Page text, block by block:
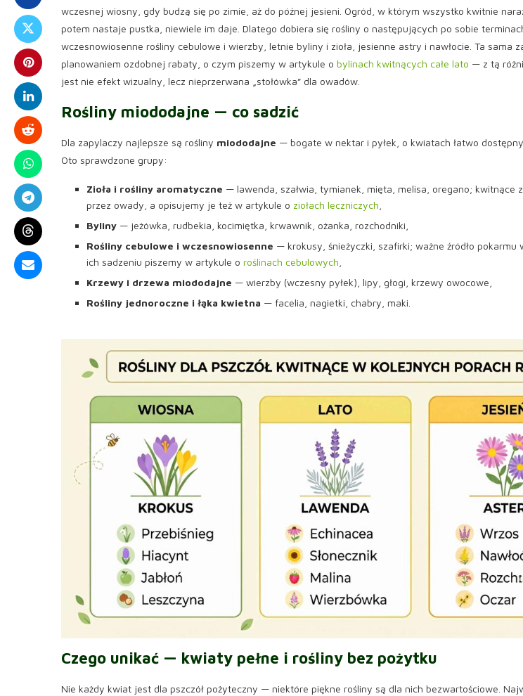
wczesnej wiosny, gdy budzą się po zimie, aż do późnej jesieni. Ogród, w którym wszystko kwitnie
potem nastaje pustka, niewiele im daje. Dlatego dobiera się rośliny o następujących po sobie
wczesnowiosenne rośliny cebulowe i wierzby, letnie byliny i zioła, jesienne astry i nawłocie. Ta sama
planowaniem ozdobnej rabaty, o czym piszemy w artykule o bylinach kwitnących całe lato — z tą
jest nie efekt wizualny, lecz nieprzerwana „stołówka” dla owadów.
Rośliny miododajne — co sadzić
Dla zapylaczy najlepsze są rośliny miododajne — bogate w nektar i pyłek, o kwiatach łatwo
Oto sprawdzone grupy:
Zioła i rośliny aromatyczne — lawenda, szałwia, tymianek, mięta, melisa, oregano; kwitnące
przez owady, a opisujemy je też w artykule o ziołach leczniczych
Byliny — jeżówka, rudbekia, kocimiętka, krwawnik, ożanka, rozchodniki,
Rośliny cebulowe i wczesnowiosenne — krokusy, śnieżyczki, szafirki; ważne źródło pokarmu
ich sadzeniu piszemy w artykule o roślinach cebulowych
Krzewy i drzewa miododajne — wierzby (wczesny pyłek), lipy, głogi, krzewy owocowe,
Rośliny jednoroczne i łąka kwietna — facelia, nagietki, chabry, maki.
Czego unikać — kwiaty pełne i rośliny bez pożytku
Nie każdy kwiat jest dla pszczół pożyteczny — niektóre piękne rośliny są dla nich bezwartościowe.